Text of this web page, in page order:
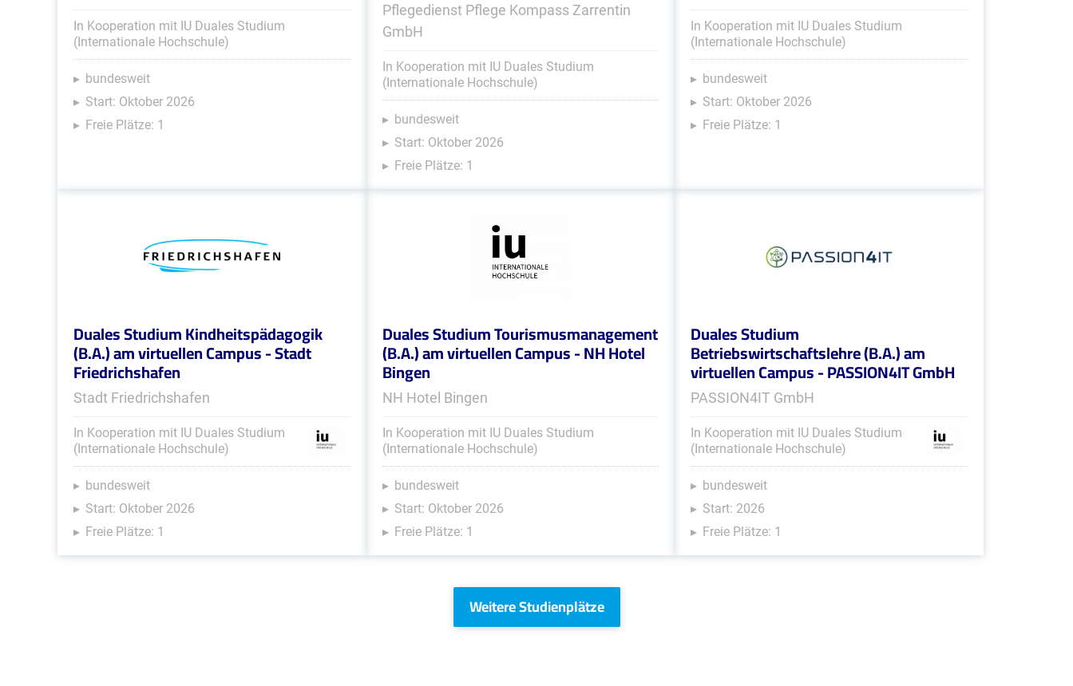
In Kooperation mit IU Duales Studium
(Internationale Hochschule)
bundesweit
Start: Oktober 2026
Freie Plätze: 1
Pflegedienst Pflege Kompass Zarrentin
GmbH
In Kooperation mit IU Duales Studium
(Internationale Hochschule)
bundesweit
Start: Oktober 2026
Freie Plätze: 1
In Kooperation mit IU Duales Studium
(Internationale Hochschule)
bundesweit
Start: Oktober 2026
Freie Plätze: 1
Duales Studium Kindheitspädagogik
(B.A.) am virtuellen Campus - Stadt
Friedrichshafen
Stadt Friedrichshafen
In Kooperation mit IU Duales Studium
(Internationale Hochschule)
bundesweit
Start: Oktober 2026
Freie Plätze: 1
Duales Studium Tourismusmanagement
(B.A.) am virtuellen Campus - NH Hotel
Bingen
NH Hotel Bingen
In Kooperation mit IU Duales Studium
(Internationale Hochschule)
bundesweit
Start: Oktober 2026
Freie Plätze: 1
Duales Studium
Betriebswirtschaftslehre (B.A.) am
virtuellen Campus - PASSION4IT GmbH
PASSION4IT GmbH
In Kooperation mit IU Duales Studium
(Internationale Hochschule)
bundesweit
Start: 2026
Freie Plätze: 1
Weitere Studienplätze